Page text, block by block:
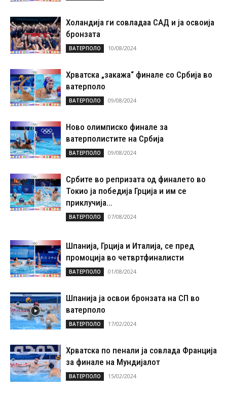
Холандија ги совладаа САД и ја освоија
бронзата
ВАТЕРПОЛО 10/08/2024
Хрватска „закажа“ финале со Србија во
ватерполо
ВАТЕРПОЛО 09/08/2024
Ново олимписко финале за
ватерполистите на Србија
ВАТЕРПОЛО 09/08/2024
Србите во репризата од финалето во
Токио ја победија Грција и им се
приклучија...
ВАТЕРПОЛО 07/08/2024
Шпанија, Грција и Италија, се пред
промоција во четвртфиналисти
ВАТЕРПОЛО 01/08/2024
Шпанија ја освои бронзата на СП во
ватерполо
ВАТЕРПОЛО 17/02/2024
Хрватска по пенали ја совлада Франција
за финале на Мундијалот
ВАТЕРПОЛО 15/02/2024